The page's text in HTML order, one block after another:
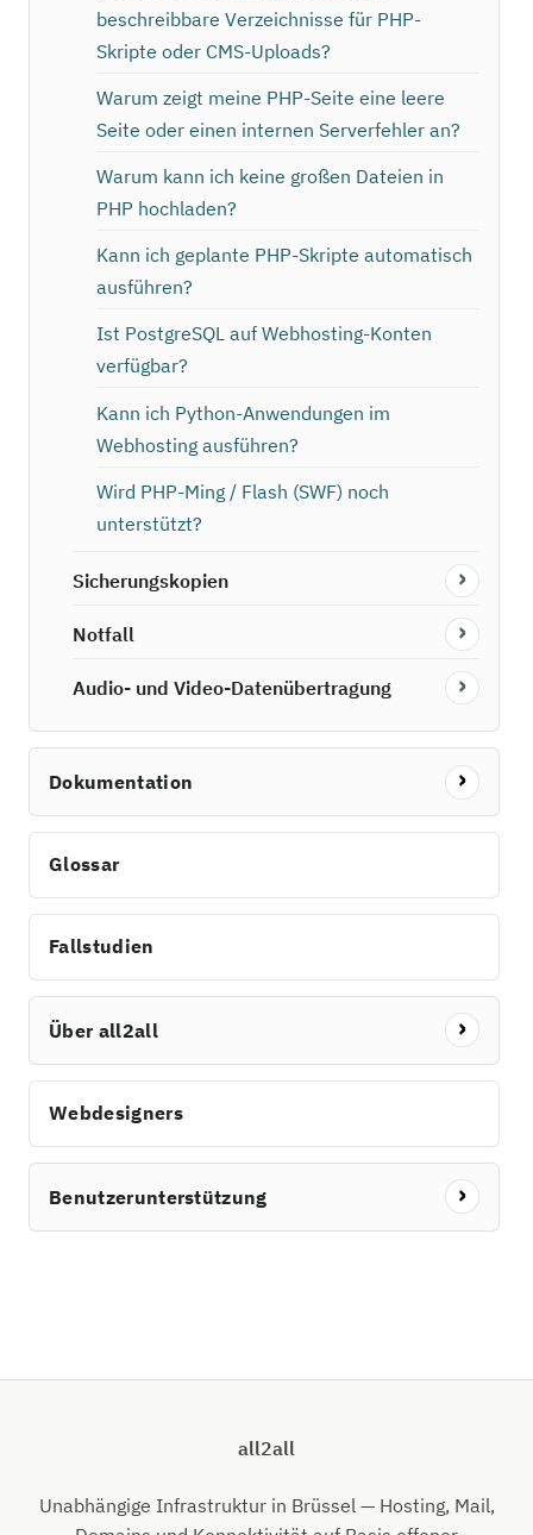
beschreibbare Verzeichnisse für PHP-
Skripte oder CMS-Uploads?
Warum zeigt meine PHP-Seite eine leere
Seite oder einen internen Serverfehler an?
Warum kann ich keine großen Dateien in
PHP hochladen?
Kann ich geplante PHP-Skripte automatisch
ausführen?
Ist PostgreSQL auf Webhosting-Konten
verfügbar?
Kann ich Python-Anwendungen im
Webhosting ausführen?
Wird PHP-Ming / Flash (SWF) noch
unterstützt?
Sicherungskopien
Notfall
Audio- und Video-Datenübertragung
Dokumentation
Glossar
Fallstudien
Über all2all
Webdesigners
Benutzerunterstützung
all2all
Unabhängige Infrastruktur in Brüssel — Hosting, Mail,